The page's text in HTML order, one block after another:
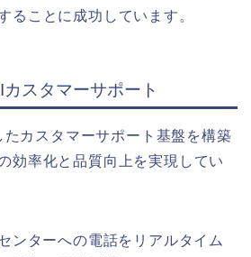
ることに成功しています。
スタマーサポート
カスタマーサポート基盤を構築
効率化と品質向上を実現してい
ンターへの電話をリアルタイム